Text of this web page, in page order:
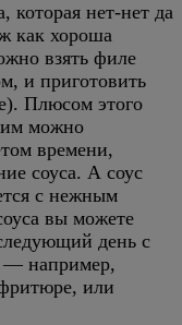
нет-нет да
как хороша
взять филе
и приготовить
Плюсом этого
можно
времени,
соуса. А соус
с нежным
вы можете
день с
— например,
или